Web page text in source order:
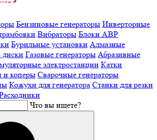
Бензиновые генераторы Инверторные
Вибраторы Блоки АВР
Бурильные установки Алмазные
Газовые генераторы Абразивные
электростанции Катки
и коперы Сварочные генераторы
Кожухи для генератора Станки для резки
Что вы ищете?